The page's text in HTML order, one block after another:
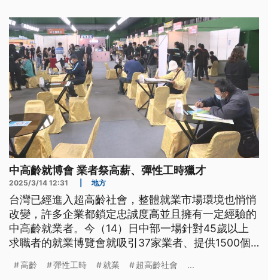
中高齡就博會 業者祭高薪、彈性工時獵才
2025/3/14 12:31 地方
台灣已經進入超高齡社會，整體就業市場環境也悄悄
改變，許多企業都鎖定忠誠度高並且擁有一定經驗的
中高齡就業者。今（14）日中部一場針對45歲以上
求職者的就業博覽會就吸引37家業者、提供1500個
高齡 彈性工時 就業 超高齡社會 ...